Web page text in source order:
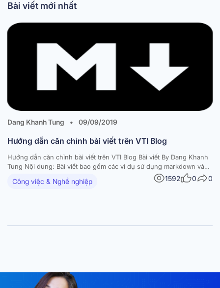
Bài viết mới nhất
Dang Khanh Tung • 09/09/2019
Hướng dẫn căn chỉnh bài viết trên VTI Blog
Hướng dẫn căn chỉnh bài viết trên VTI Blog Bài viết By Dang Khanh
Tung Nội dung: Bài viết bao gồm các ví dụ sử dụng markdown và
các thẻ để format bài viết. Markdown: Header – Đầu mục 1 2 3 4 #
Đầu mục level 1 [h1] tag…
Công việc & Nghề nghiệp 1592 0 0